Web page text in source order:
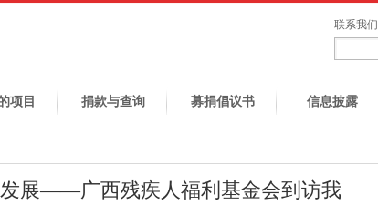
联系我们
项目 捐款与查询 募捐倡议书 信息披露
展——广西残疾人福利基金会到访我